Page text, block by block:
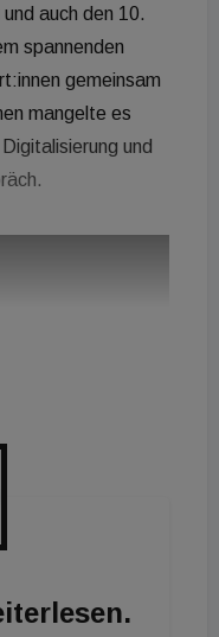
auch den 10.
spannenden
gemeinsam
mangelte es
und